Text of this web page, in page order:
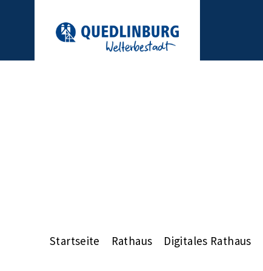
Startseite Rathaus Digitales Rathaus